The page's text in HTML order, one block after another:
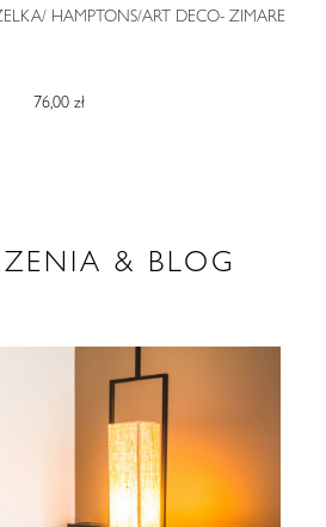
HAMPTONS/ART DECO- ZIMARE
76,00 zł
& BLOG